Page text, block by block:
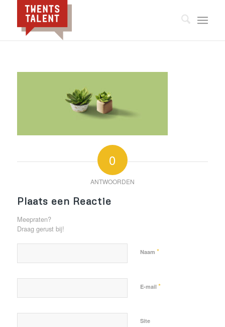
0
ANTWOORDEN
Plaats een Reactie
Meepraten?
Draag gerust bij!
Naam *
E-mail *
Site